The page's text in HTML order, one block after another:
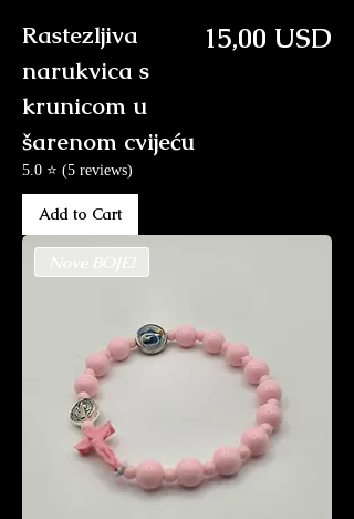
Rastezljiva
narukvica s
krunicom u
šarenom cvijeću
Price
15,00 USD
5.0 ⭐ (5 reviews)
Add to Cart
Nove BOJE!